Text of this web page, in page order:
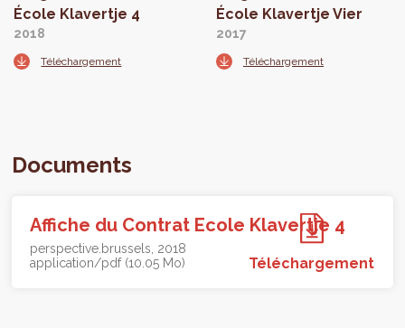
École Klavertje 4
2018
Téléchargement
École Klavertje Vier
2017
Téléchargement
Documents
Affiche du Contrat Ecole Klavertje 4
perspective.brussels 2018
application/pdf (10.05 Mo)
Téléchargement